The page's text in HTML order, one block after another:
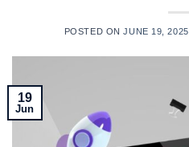
POSTED ONJUNE 19, 2025
19
Jun